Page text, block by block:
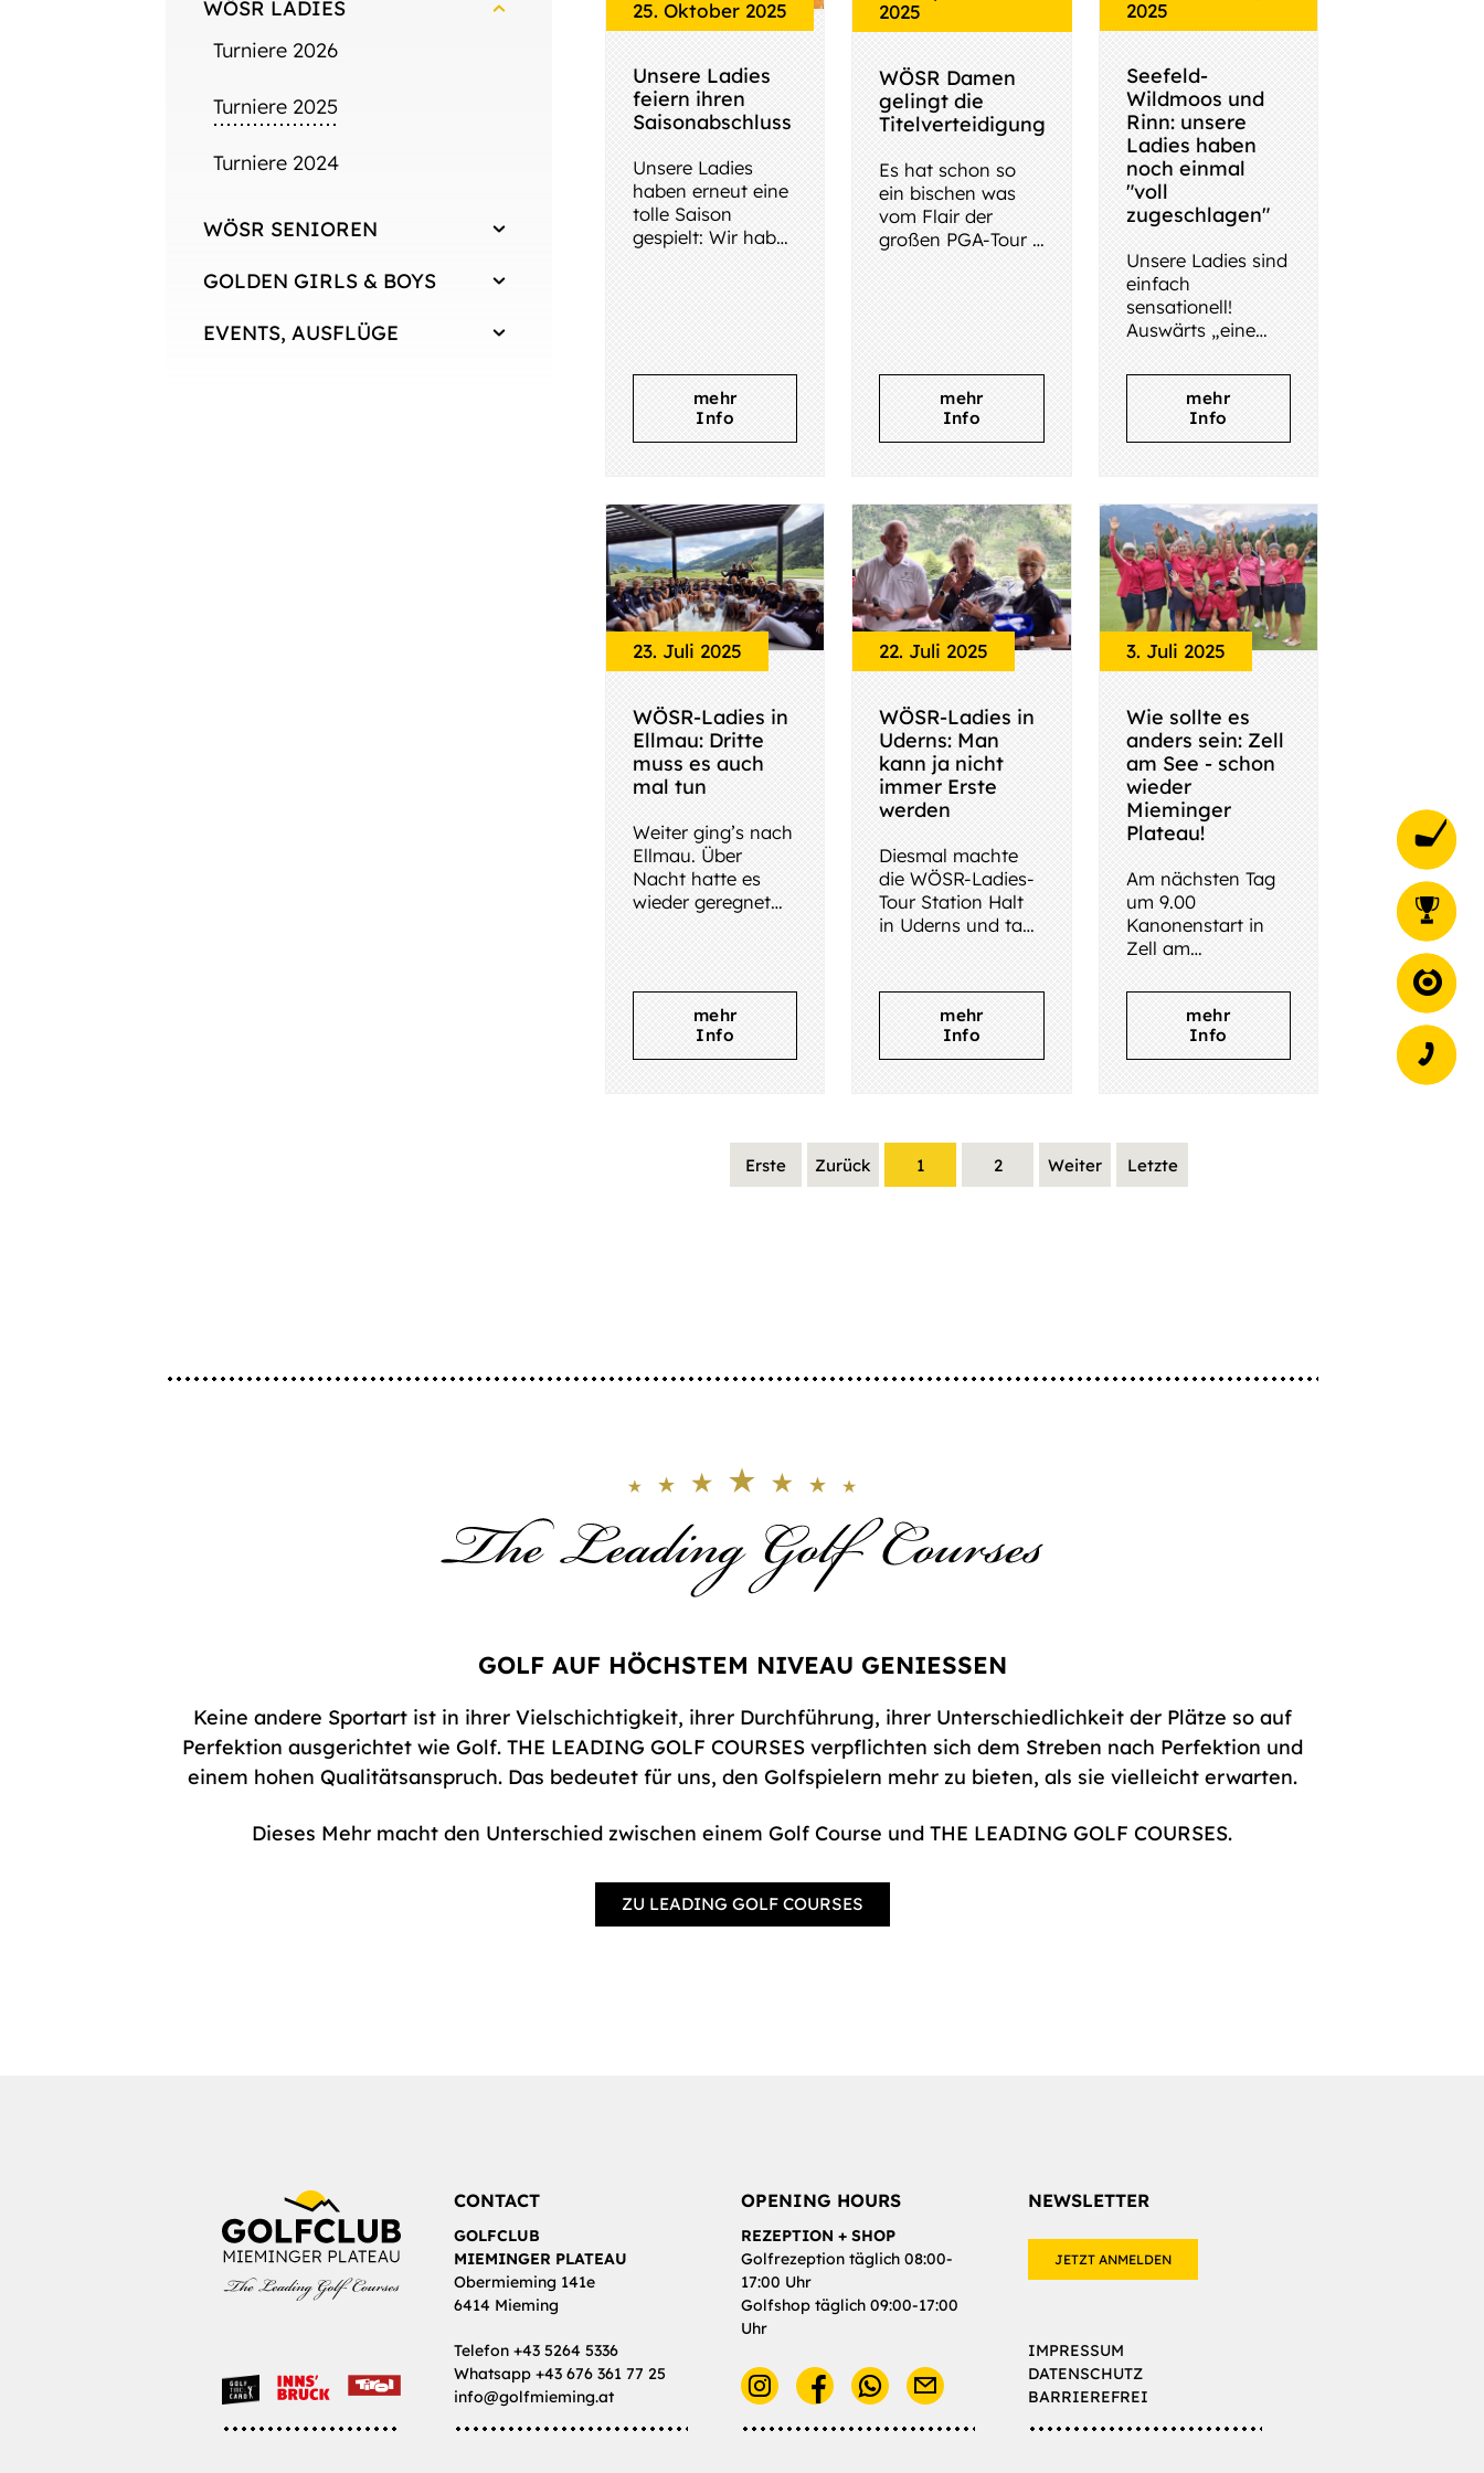
WÖSR LADIES
Turniere 2026
Turniere 2025
Turniere 2024
WÖSR SENIOREN
GOLDEN GIRLS & BOYS
EVENTS, AUSFLÜGE
25. Oktober 2025
Unsere Ladies
feiern ihren
Saisonabschluss
Unsere Ladies
haben erneut eine
tolle Saison
gespielt: Wir haben
Abschlußfest an.
Das Team trifft
sich, spielt
zusammen und
weiter so, meine
Damen
mehr
Info
2025
WÖSR Damen
gelingt die
Titelverteidigung
Es hat schon so
ein bischen was
vom Flair der
großen PGA-Tour -
mehr
Info
2025
Seefeld-
Wildmoos und
Rinn: unsere
Ladies haben
noch einmal
"voll
zugeschlagen"
Unsere Ladies sind
einfach
sensationell!
Auswärts „eine
ihren
Mitspielerinnen
mehr
Info
23. Juli 2025
WÖSR-Ladies in
Ellmau: Dritte
muss es auch
mal tun
Weiter ging’s nach
Ellmau. Über
Nacht hatte es
wieder geregnet
mehr
Info
22. Juli 2025
WÖSR-Ladies in
Uderns: Man
kann ja nicht
immer Erste
werden
Diesmal machte
die WÖSR-Ladies-
Tour Station Halt
in Uderns und tags
mehr
Info
3. Juli 2025
Wie sollte es
anders sein: Zell
am See - schon
wieder
Mieminger
Plateau!
Am nächsten Tag
um 9.00
Kanonenstart in
Zell am
mehr
Info
Erste Zurück 1 2 Weiter Letzte
GOLF AUF HÖCHSTEM NIVEAU GENIESSEN
Keine andere Sportart ist in ihrer Vielschichtigkeit, ihrer Durchführung, ihrer Unterschiedlichkeit der Plätze so auf
Perfektion ausgerichtet wie Golf. THE LEADING GOLF COURSES verpflichten sich dem Streben nach Perfektion und
einem hohen Qualitätsanspruch. Das bedeutet für uns, den Golfspielern mehr zu bieten, als sie vielleicht erwarten.
Dieses Mehr macht den Unterschied zwischen einem Golf Course und THE LEADING GOLF COURSES.
ZU LEADING GOLF COURSES
CONTACT
GOLFCLUB
MIEMINGER PLATEAU
Obermieming 141e
6414 Mieming
Telefon +43 5264 5336
Whatsapp +43 676 361 77 25
info@golfmieming.at
OPENING HOURS
REZEPTION + SHOP
Golfrezeption täglich 08:00-
17:00 Uhr
Golfshop täglich 09:00-17:00
Uhr
E-Mail
NEWSLETTER
JETZT ANMELDEN
IMPRESSUM
DATENSCHUTZ
BARRIEREFREI